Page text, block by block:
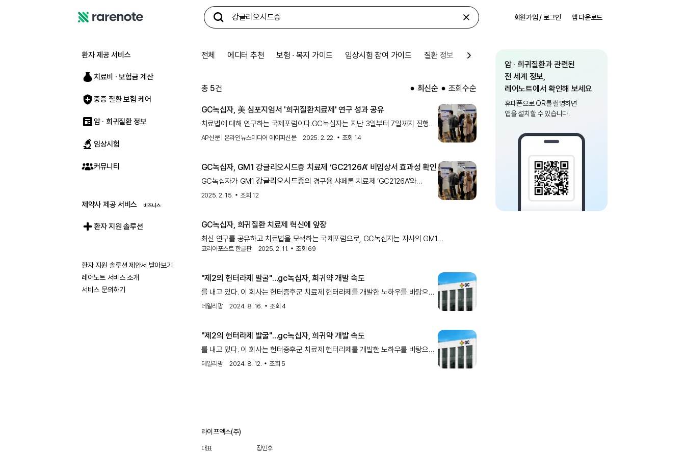
트
회원가입 / 로그인 앱 다운로드
환자 제공 서비스
치료비 ∙ 보험금 계산
중증 질환 보험 케어
암 · 희귀질환 정보
임상시험
커뮤니티
제약사 제공 서비스
환자 지원 솔루션
환자 지원 솔루션 제안서 받아보기
레어노트 서비스 소개
서비스 문의하기
전체 에디터 추천 보험 ∙ 복지 가이드 임상시험 참여 가이드 질환 정보 소식
총 5건 최신순 조회수순
GC녹십자, 美 심포지엄서 '희귀질환치료제' 연구 성과 공유
치료법에 대해 연구하는 국제포럼이다.GC녹십자는 지난 3일부터 7일까지 진행된
이번 심포지엄에서 ‘GM1강글리오시드증(GM1 gangliosidosis, 이하 GM1)’의
AP신문 | 온라인뉴스미디어 에이피신문 2025. 2. 22. 조회 14
GC녹십자, GM1강글리오시드증 치료제 ‘GC2126A’ 비임상서 효과성 확인
GC녹십자가 GM1강글리오시드증의 경구용 샤페론 치료제 ‘GC2126A’와
산필리포증후군 A형(MPSIIIA) 치료제 ‘GC1130A’ 등
2025. 2. 15. 조회 12
GC녹십자, 희귀질환 치료제 혁신에 앞장
최신 연구를 공유하고 치료법을 모색하는 국제포럼으로, GC녹십자는 자사의 GM1
강글리오시드증과 산필리포증후군 A형 치료제의 비임상 결과를 발표했다.GM1
코리아포스트 한글판 2025. 2. 11. 조회 69
"제2의 헌터라제 발굴"…gc녹십자, 희귀약 개발 속도
를 내고 있다. 이 회사는 헌터증후군 치료제 헌터라제를 개발한 노하우를 바탕으로
파브리병, 산필리포증후군,강글리오시드증
데일리팜 2024. 8. 16. 조회 4
"제2의 헌터라제 발굴"…gc녹십자, 희귀약 개발 속도
를 내고 있다. 이 회사는 헌터증후군 치료제 헌터라제를 개발한 노하우를 바탕으로
파브리병, 산필리포증후군, 강글리오시드증
데일리팜 2024. 8. 12. 조회 5
라이프엑스(주)
대표 장민후
암 · 희귀질환과 관련된
전 세계 정보,
레어노트에서 확인해 보세요
휴대폰으로 QR를 촬영하면
앱을 설치할 수 있습니다.